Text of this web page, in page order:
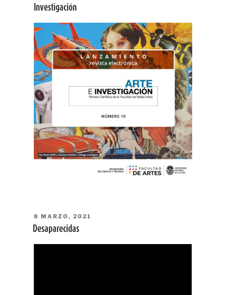
Investigación
PUBLICADO
EL
8 MARZO, 2021
Desaparecidas